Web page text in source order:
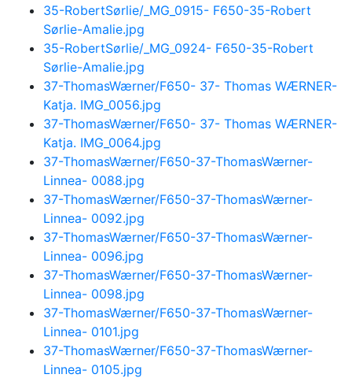
35-RobertSørlie/_MG_0915- F650-35-Robert
Sørlie-Amalie.jpg
35-RobertSørlie/_MG_0924- F650-35-Robert
Sørlie-Amalie.jpg
37-ThomasWærner/F650- 37- Thomas WÆRNER-
Katja. IMG_0056.jpg
37-ThomasWærner/F650- 37- Thomas WÆRNER-
Katja. IMG_0064.jpg
37-ThomasWærner/F650-37-ThomasWærner-
Linnea- 0088.jpg
37-ThomasWærner/F650-37-ThomasWærner-
Linnea- 0092.jpg
37-ThomasWærner/F650-37-ThomasWærner-
Linnea- 0096.jpg
37-ThomasWærner/F650-37-ThomasWærner-
Linnea- 0098.jpg
37-ThomasWærner/F650-37-ThomasWærner-
Linnea- 0101.jpg
37-ThomasWærner/F650-37-ThomasWærner-
Linnea- 0105.jpg